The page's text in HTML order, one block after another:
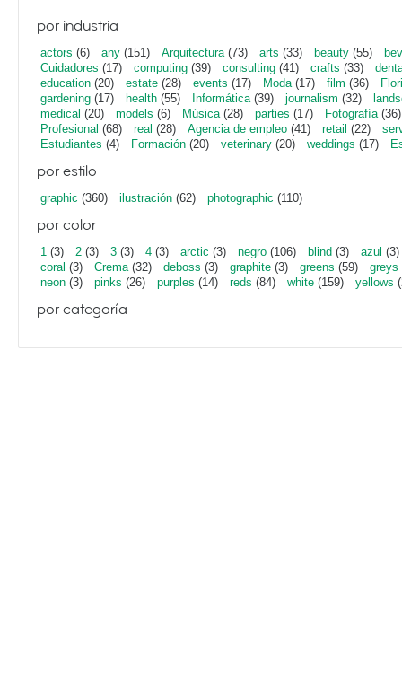
por industria
actors (6) any (151) Arquitectura(73) arts (33) beauty (55)
Cuidadores (17) computing (39) consulting (41) crafts (33)
education (20) estate (28) events (17) Moda(17) film (36)
gardening (17) health (55) Informática(39) journalism (32)
medical (20) models (6) Música(28) parties (17) Fotografía(36)
Profesional (68) real (28) Agencia de empleo (41) retail (22)
Estudiantes (4) Formación (20) veterinary (20) weddings (17)
por estilo
graphic (360) ilustración (62) photographic (110)
por color
1 (3) 2 (3) 3 (3) 4 (3) arctic (3) negro (106) blind (3) azul (3)
coral (3) Crema(32) deboss (3) graphite (3) greens (59) greys
neon (3) pinks (26) purples (14) reds (84) white (159) yellows
por categoría